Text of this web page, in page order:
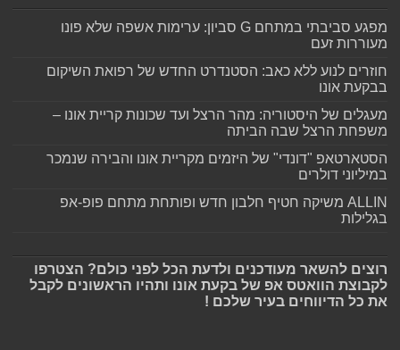
מפגע סביבתי במתחם G סביון: ערימות אשפה שלא פונו
מעוררות זעם
חוזרים לנוע ללא כאב: הסטנדרט החדש של רפואת השיקום
בבקעת אונו
מעגלים של היסטוריה: מהר הרצל ועד שכונות קריית אונו –
משפחת הרצל שבה הביתה
הסטארטאפ "דונדי" של היזמים מקריית אונו והבירה שנמכר
במיליוני דולרים
ALLIN משיקה חטיף חלבון חדש ופותחת מתחם פופ-אפ
בגלילות
רוצים להשאר מעודכנים ולדעת הכל לפני כולם? הצטרפו
לקבוצת הוואטס אפ של בקעת אונו ותהיו הראשונים לקבל
את כל הדיווחים בעיר שלכם !